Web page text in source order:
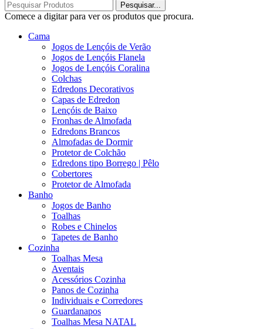
Pesquisar...
Comece a digitar para ver os produtos que procura.
Cama
Jogos de Lençóis de Verão
Jogos de Lençóis Flanela
Jogos de Lençóis Coralina
Colchas
Edredons Decorativos
Capas de Edredon
Lençóis de Baixo
Fronhas de Almofada
Edredons Brancos
Almofadas de Dormir
Protetor de Colchão
Edredons tipo Borrego | Pêlo
Cobertores
Protetor de Almofada
Banho
Jogos de Banho
Toalhas
Robes e Chinelos
Tapetes de Banho
Cozinha
Toalhas Mesa
Aventais
Acessórios Cozinha
Panos de Cozinha
Individuais e Corredores
Guardanapos
Toalhas Mesa NATAL